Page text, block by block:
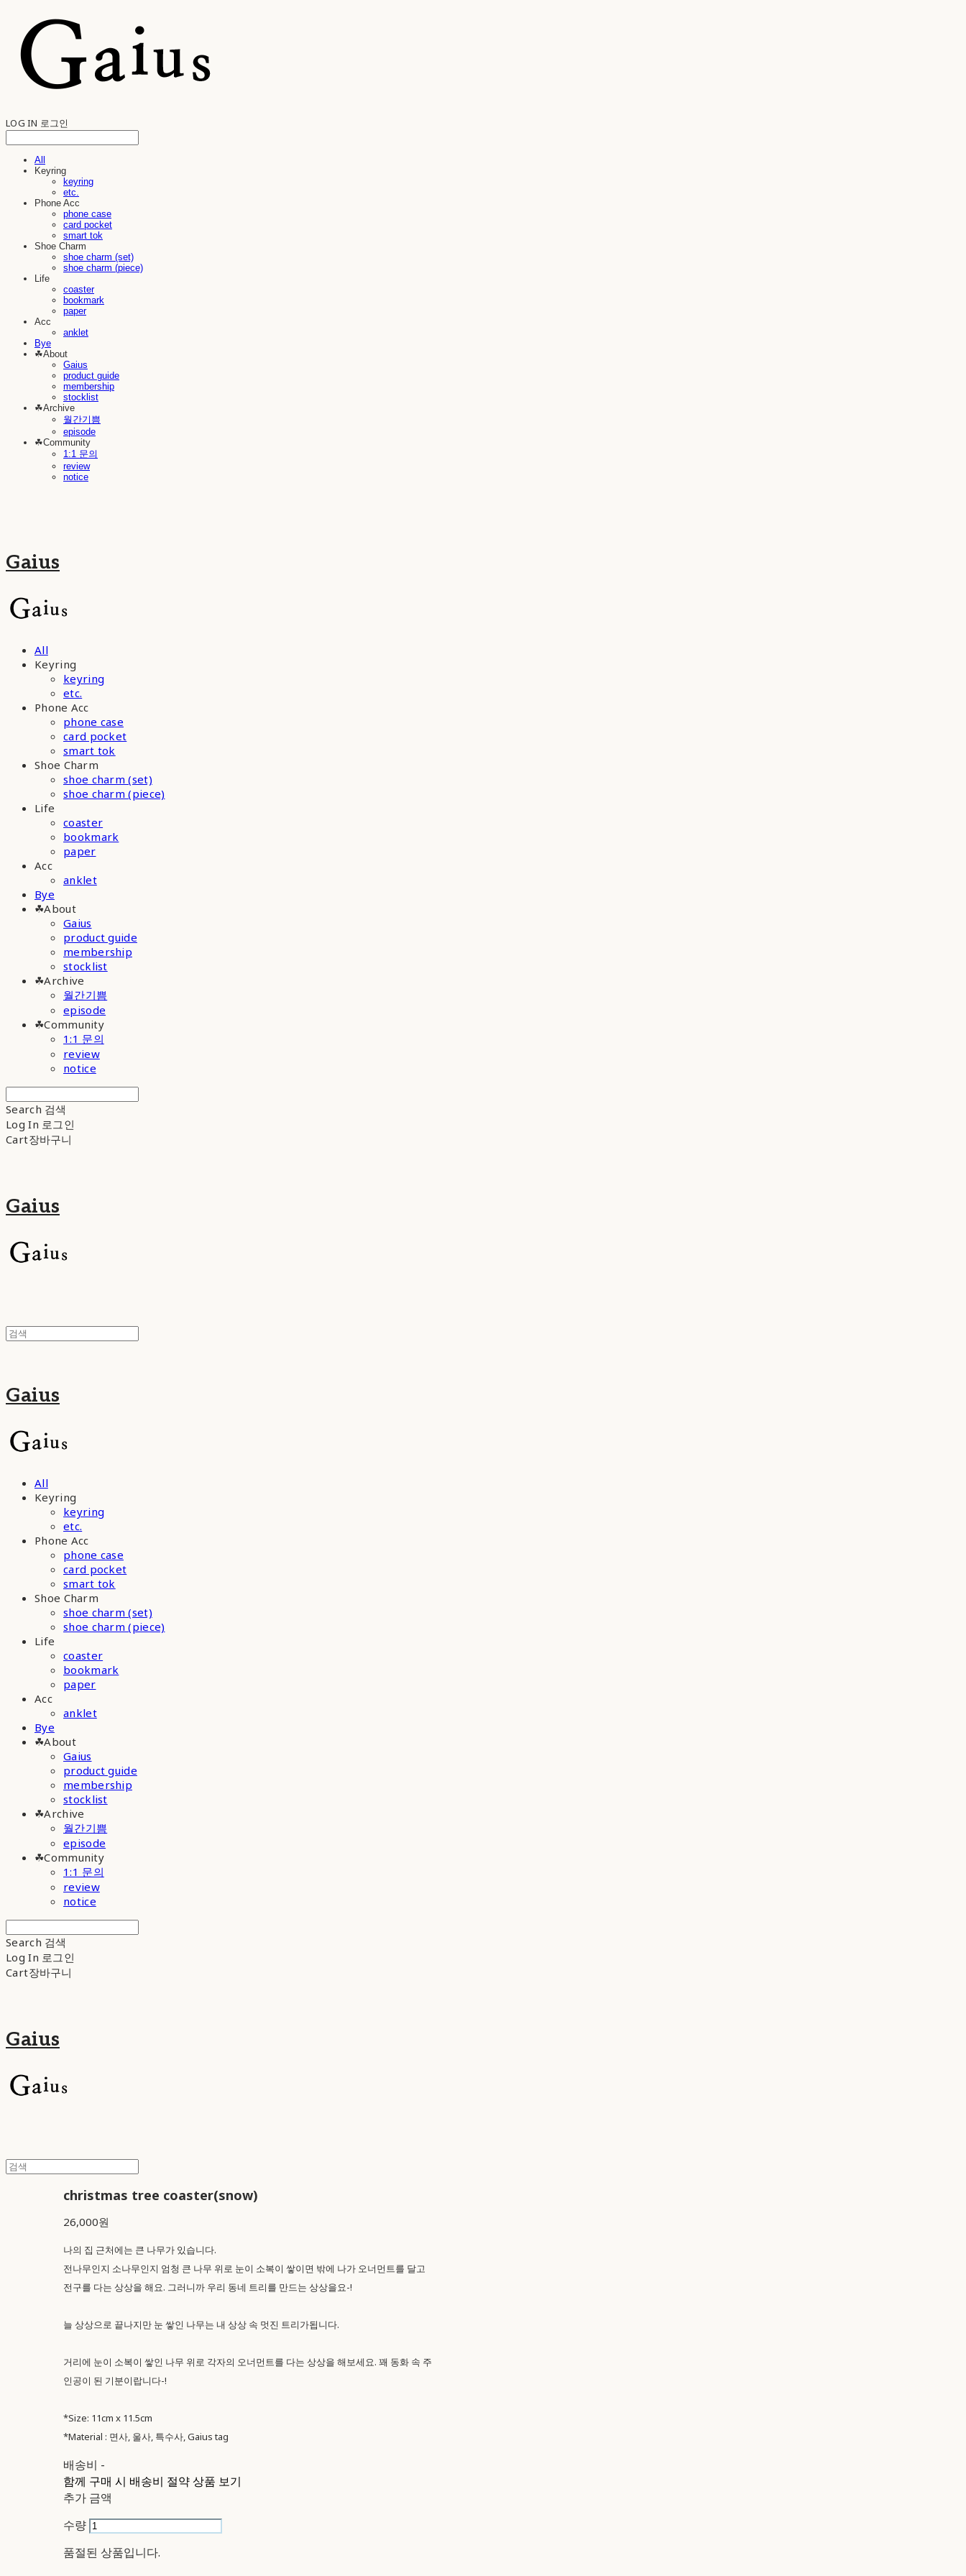
LOG IN 로그인
All
Keyring
keyring
etc.
Phone Acc
phone case
card pocket
smart tok
Shoe Charm
shoe charm (set)
shoe charm (piece)
Life
coaster
bookmark
paper
Acc
anklet
Bye
☘︎About
Gaius
product guide
membership
stocklist
☘︎Archive
월간기쁨
episode
☘︎Community
1:1 문의
review
notice
Gaius
All
Keyring
keyring
etc.
Phone Acc
phone case
card pocket
smart tok
Shoe Charm
shoe charm (set)
shoe charm (piece)
Life
coaster
bookmark
paper
Acc
anklet
Bye
☘︎About
Gaius
product guide
membership
stocklist
☘︎Archive
월간기쁨
episode
☘︎Community
1:1 문의
review
notice
Search 검색
Log In 로그인
Cart장바구니
Gaius
Gaius
All
Keyring
keyring
etc.
Phone Acc
phone case
card pocket
smart tok
Shoe Charm
shoe charm (set)
shoe charm (piece)
Life
coaster
bookmark
paper
Acc
anklet
Bye
☘︎About
Gaius
product guide
membership
stocklist
☘︎Archive
월간기쁨
episode
☘︎Community
1:1 문의
review
notice
Search 검색
Log In 로그인
Cart장바구니
Gaius
christmas tree coaster(snow)
26,000원
나의 집 근처에는 큰 나무가 있습니다.
전나무인지 소나무인지 엄청 큰 나무 위로 눈이 소복이 쌓이면 밖에 나가 오너먼트를 달고
전구를 다는 상상을 해요. 그러니까 우리 동네 트리를 만드는 상상을요-!
늘 상상으로 끝나지만 눈 쌓인 나무는 내 상상 속 멋진 트리가됩니다.
거리에 눈이 소복이 쌓인 나무 위로 각자의 오너먼트를 다는 상상을 해보세요. 꽤 동화 속 주
인공이 된 기분이랍니다-!
*Size: 11cm x 11.5cm
*Material : 면사, 울사, 특수사, Gaius tag
배송비 -
함께 구매 시 배송비 절약 상품 보기
추가 금액
수량
품절된 상품입니다.